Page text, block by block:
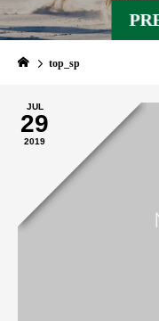
top_sp
JUL
29
2019